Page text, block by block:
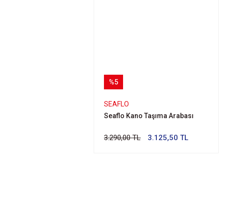
%5
SEAFLO
Seaflo Kano Taşıma Arabası
3.290,00 TL 3.125,50 TL